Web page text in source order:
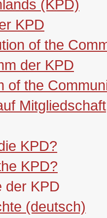
(KPD)
KPD
of the
der KPD
of the
Mitgliedschaft
KPD?
KPD?
der KPD
(deutsch)